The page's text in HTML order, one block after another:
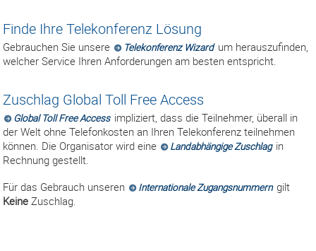
Finde Ihre Telekonferenz Lösung
Gebrauchen Sie unsere Telekonferenz Wizard um herauszufinden,
welcher Service Ihren Anforderungen am besten entspricht.
Zuschlag Global Toll Free Access
Global Toll Free Access impliziert, dass die Teilnehmer, überall in
der Welt ohne Telefonkosten an Ihren Telekonferenz teilnehmen
können. Die Organisator wird eine
Landabhängige Zuschlag in
Rechnung gestellt.
Für das Gebrauch unseren
Internationale Zugangsnummern gilt
Keine Zuschlag.